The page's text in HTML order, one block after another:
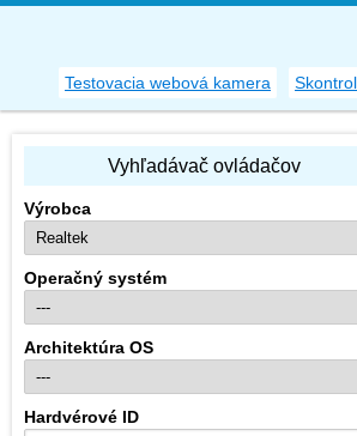
Testovacia webová kamera
Vyhľadávač ovládačov
Výrobca
Operačný systém
Architektúra OS
Hardvérové ID